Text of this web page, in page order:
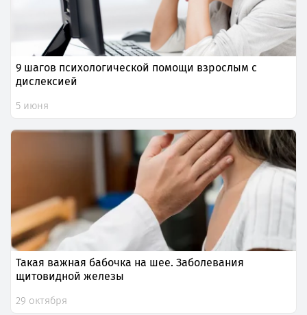
9 шагов психологической помощи взрослым с
дислексией
5 июня
Такая важная бабочка на шее. Заболевания
щитовидной железы
29 октября